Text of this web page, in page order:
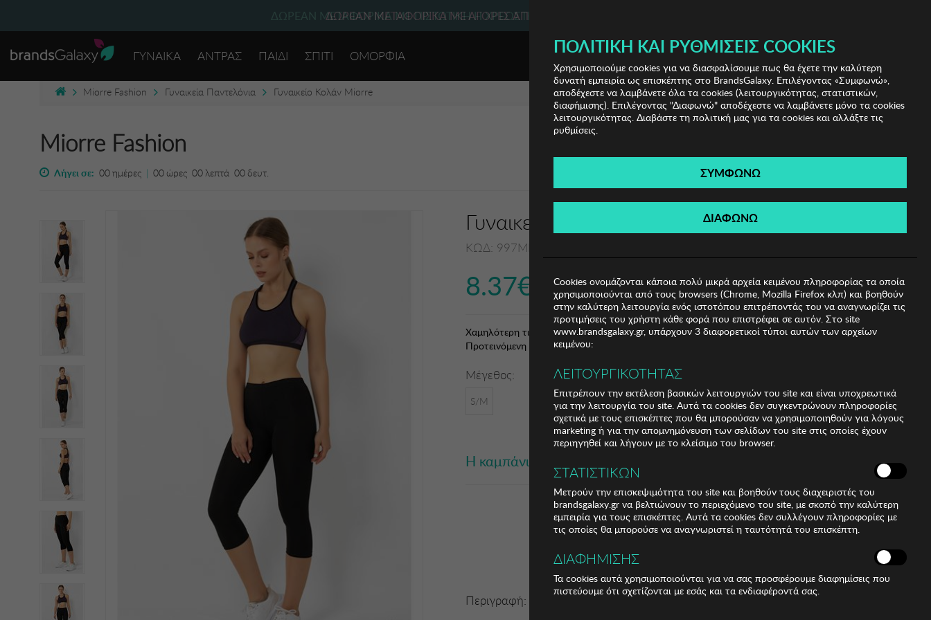
ΔΩΡΕΑΝ ΜΕΤΑΦΟΡΙΚΑ ΜΕ ΠΙΣΤΩΤΙΚΗ Ή ΧΡΕΩΣΤΙΚΗ ΚΑΡΤΑ, PAYPAL & IRIS!
ΔΩΡΕΑΝ ΜΕΤΑΦΟΡΙΚΑ ΜΕ ΑΓΟΡΕΣ ΑΠΌ 49€ ΚΑΙ ΆΝΩ!
ΓΥΝΑΙΚΑ ΑΝΤΡΑΣ ΠΑΙΔΙ ΣΠΙΤΙ ΟΜΟΡΦΙΑ (0)
Miorre Fashion Γυναικεία Παντελόνια Γυναικείο Κολάν Miorre
Miorre Fashion
Λήγει σε: 00ημέρες | 00 ώρες 00λεπτά 00 δευτ.
Γυναικείο Κολάν Miorre
ΚΩΔ: 997MRE1611006
8.37€
Χαμηλότερη τιμή 30 ημερών: 8,85 € (5,37%)
Προτεινόμενη Λ.Τ.: 26,99 € (68,97%)
Μέγεθος:
S/M
Η καμπάνια έχει λήξει
Περιγραφή:
ΠΟΛΙΤΙΚΉ ΚΑΙ ΡΥΘΜΊΣΕΙΣ COOKIES
Χρησιμοποιούμε cookies για να διασφαλίσουμε πως θα έχετε την καλύτερη
δυνατή εμπειρία ως επισκέπτης στο BrandsGalaxy. Επιλέγοντας «Συμφωνώ»,
αποδέχεστε να λαμβάνετε όλα τα cookies (λειτουργικότητας, στατιστικών,
διαφήμισης). Επιλέγοντας "Διαφωνώ" αποδέχεστε να λαμβάνετε μόνο τα cookies
λειτουργικότητας. Διαβάστε τη πολιτική μας για τα cookies και αλλάξτε τις
ρυθμίσεις.
ΣΥΜΦΩΝΩ
ΔΙΑΦΩΝΩ
Cookies ονομάζονται κάποια πολύ μικρά αρχεία κειμένου πληροφορίας τα οποία
χρησιμοποιούνται από τους browsers (Chrome, Mozilla Firefox κλπ) και βοηθούν
στην καλύτερη λειτουργία ενός ιστοτόπου επιτρέποντάς του να αναγνωρίζει τις
προτιμήσεις του χρήστη κάθε φορά που επιστρέφει σε αυτόν. Στο site
www.brandsgalaxy.gr, υπάρχουν 3 διαφορετικοί τύποι αυτών των αρχείων
κειμένου:
ΛΕΙΤΟΥΡΓΙΚΟΤΗΤΑΣ
Επιτρέπουν την εκτέλεση βασικών λειτουργιών του site και είναι υποχρεωτικά
για την λειτουργία του site. Αυτά τα cookies δεν συγκεντρώνουν πληροφορίες
σχετικά με τους επισκέπτες που θα μπορούσαν να χρησιμοποιηθούν για λόγους
marketing ή για την απομνημόνευση των σελίδων του site στις οποίες έχουν
περιηγηθεί και λήγουν με το κλείσιμο του browser.
ΣΤΑΤΙΣΤΙΚΩΝ
Μετρούν την επισκεψιμότητα του site και βοηθούν τους διαχειριστές του
brandsgalaxy.gr να βελτιώνουν το περιεχόμενο του site, με σκοπό την καλύτερη
εμπειρία για τους επισκέπτες. Αυτά τα cookies δεν συλλέγουν πληροφορίες με
τις οποίες θα μπορούσε να αναγνωριστεί η ταυτότητά του επισκέπτη.
ΔΙΑΦΗΜΙΣΗΣ
Τα cookies αυτά χρησιμοποιούνται για να σας προσφέρουμε διαφημίσεις που
πιστεύουμε ότι σχετίζονται με εσάς και τα ενδιαφέροντά σας.